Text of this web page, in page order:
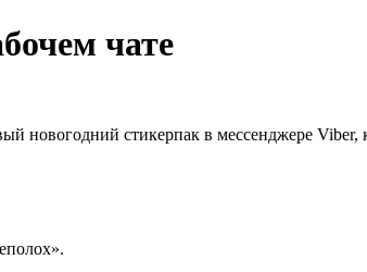
чате
новогодний стикерпак в мессенджере Viber,